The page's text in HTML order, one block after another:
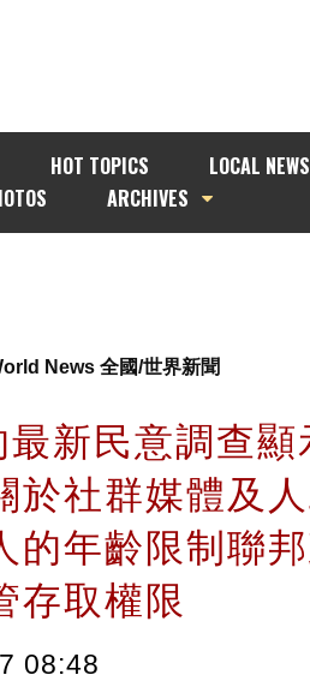
HOT TOPICS
LOCAL NEWS
ARCHIVES
News 全國/世界新聞
新民意調查
於社群媒體及
的年齡限制聯
存取權限
08:48